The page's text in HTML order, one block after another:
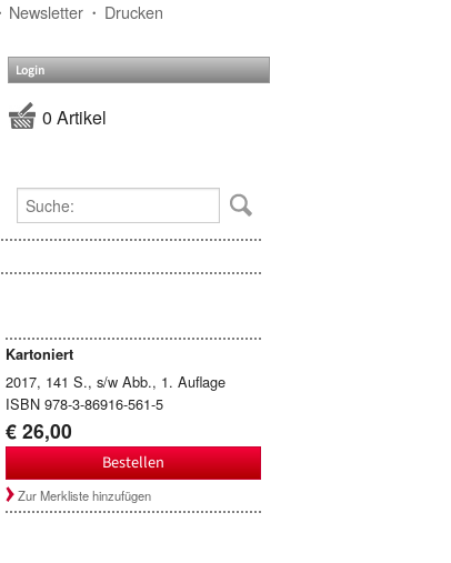
Newsletter Drucken
Login
0 Artikel
Kartoniert
2017, 141 S., s/w Abb., 1. Auflage
ISBN 978-3-86916-561-5
€ 26,00
Bestellen
Zur Merkliste hinzufügen